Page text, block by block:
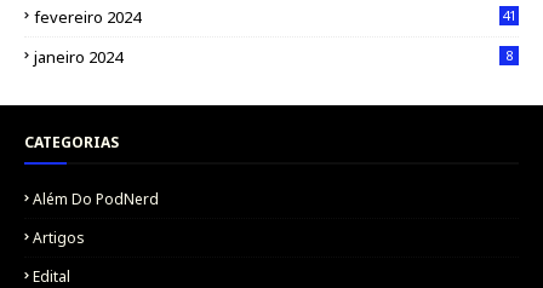
fevereiro 2024 41
janeiro 2024 8
CATEGORIAS
Além Do PodNerd
Artigos
Edital